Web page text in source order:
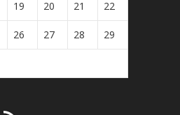
19 20 21 22
26 27 28 29